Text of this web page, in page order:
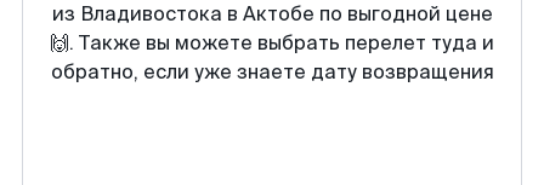
из Владивостока в Актобе по выгодной цене
🙌. Также вы можете выбрать перелет туда и
обратно, если уже знаете дату возвращения